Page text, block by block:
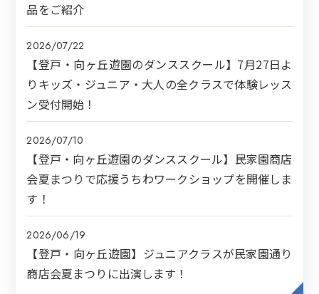
品をご紹介
2026/07/22
【登戸・向ヶ丘遊園のダンススクール】7月27日よ
りキッズ・ジュニア・大人の全クラスで体験レッス
ン受付開始！
2026/07/10
【登戸・向ヶ丘遊園のダンススクール】民家園商店
会夏まつりで応援うちわワークショップを開催しま
す！
2026/06/19
【登戸・向ヶ丘遊園】ジュニアクラスが民家園通り
商店会夏まつりに出演します！